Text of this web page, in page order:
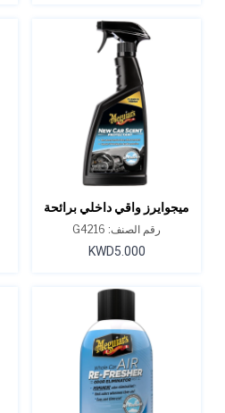
ميجوايرز واقي داخلي برائحة
السيارة الجديدة - 16 أونصة.
رقم الصنف: G4216
KWD5.000